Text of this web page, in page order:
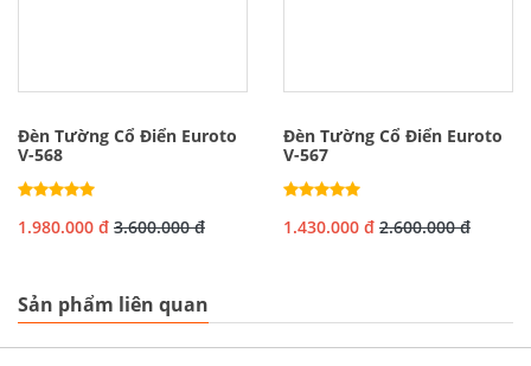
Đèn Tường Cổ Điển Euroto
V-568
1.980.000 đ 3.600.000 đ
Đèn Tường Cổ Điển Euroto
V-567
1.430.000 đ 2.600.000 đ
Sản phẩm liên quan